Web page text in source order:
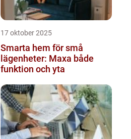
17 oktober 2025
Smarta hem för små
lägenheter: Maxa både
funktion och yta